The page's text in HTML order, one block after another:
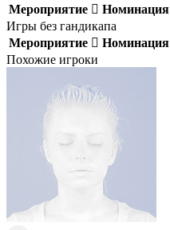
Мероприятие
Номинация
Игры без гандикапа
Мероприятие
Номинация
Похожие игроки